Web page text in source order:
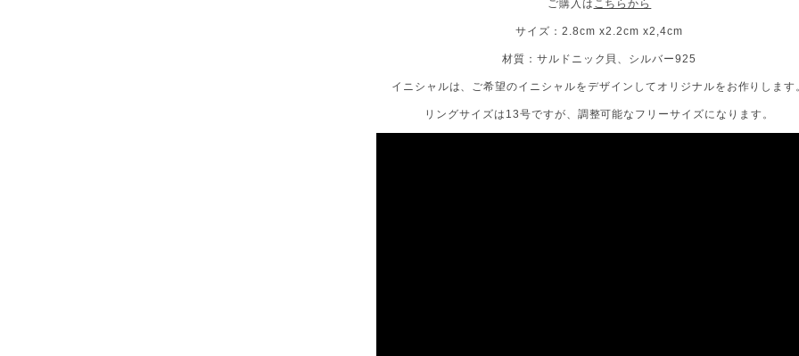
ご購入は こちらから
サイズ：2.8cm x2.2cm x2,4cm
材質：サルドニック貝、シルバー925
イニシャルは、ご希望のイニシャルをデザインしてオリジナルをお作りします
リングサイズは13号ですが、調整可能なフリーサイズになります。